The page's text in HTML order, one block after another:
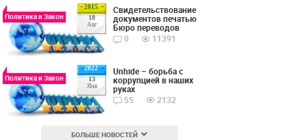
2015
18
Авг
Политика и Закон
Cвидетельствование
документов печатью
Бюро переводов
0
11391
2022
13
Янв
Политика и Закон
Unhide – борьба с
коррупцией в наших
руках
55
2132
БОЛЬШЕ НОВОСТЕЙ